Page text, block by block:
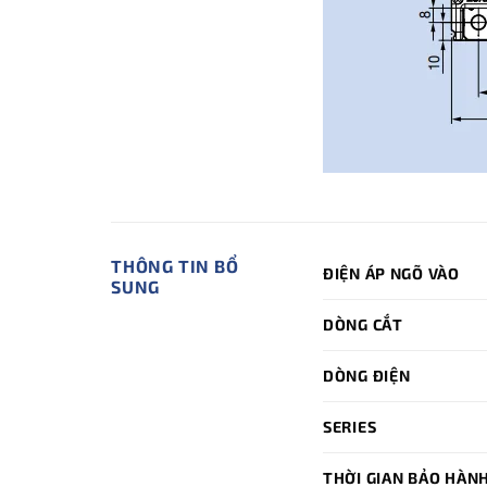
THÔNG TIN BỔ
SUNG
ĐIỆN ÁP NGÕ VÀO
DÒNG CẮT
DÒNG ĐIỆN
SERIES
THỜI GIAN BẢO